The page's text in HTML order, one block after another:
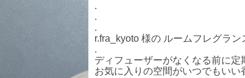
.
.
.
r.fra_kyoto 様の ルームフレグラン
.
ディフューザーがなくなる前に定
お気に入りの空間がいつでもいい